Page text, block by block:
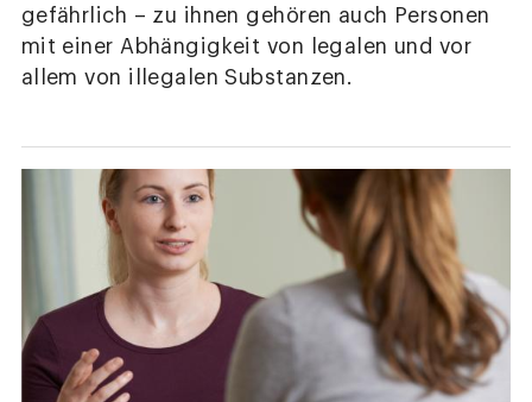
gefährlich – zu ihnen gehören auch Personen
mit einer Abhängigkeit von legalen und vor
allem von illegalen Substanzen.